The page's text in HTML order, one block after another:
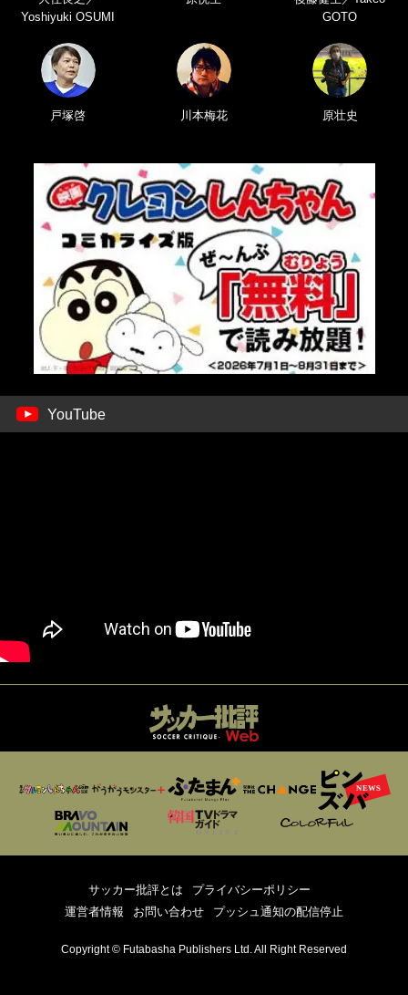
Yoshiyuki OSUMI
GOTO
戸塚啓 川本梅花 原壮史
YouTube
サッカー批評とは
プライバシーポリシー
運営者情報
お問い合わせ プッシュ通知の配信停止
Copyright © Futabasha Publishers Ltd. All Right Reserved